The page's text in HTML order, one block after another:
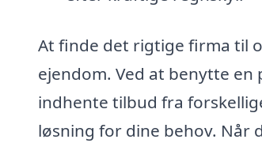
At finde det rigtige firma til
ejendom. Ved at benytte
indhente tilbud fra
løsning for dine behov.